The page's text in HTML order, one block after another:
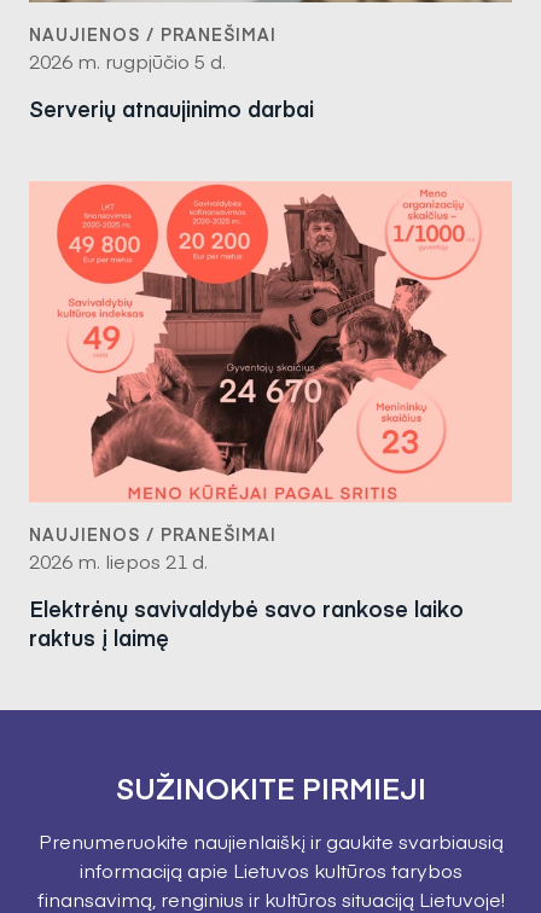
NAUJIENOS / PRANEŠIMAI
2026 m. rugpjūčio 5 d.
Serverių atnaujinimo darbai
NAUJIENOS / PRANEŠIMAI
2026 m. liepos 21 d.
Elektrėnų savivaldybė savo rankose laiko
raktus į laimę
SUŽINOKITE PIRMIEJI
Prenumeruokite naujienlaiškį ir gaukite svarbiausią
informaciją apie Lietuvos kultūros tarybos
finansavimą, renginius ir kultūros situaciją Lietuvoje!